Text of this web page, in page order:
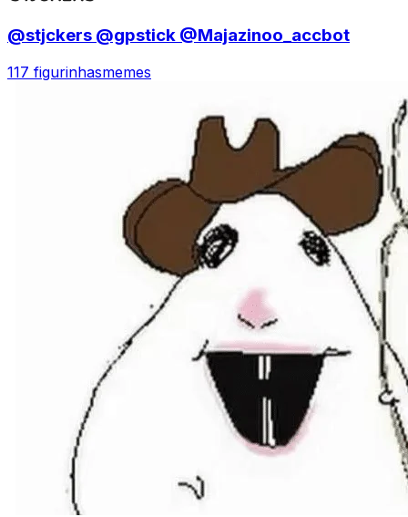
@stjckers @gpstick @Majazinoo_accbot
117 figurinhasmemes